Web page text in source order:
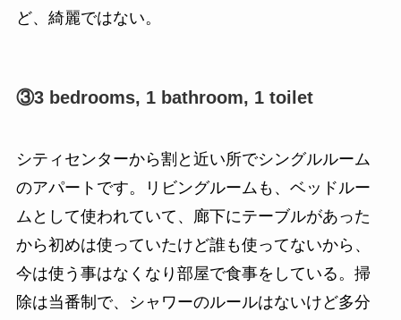
ど、綺麗ではない。
③3 bedrooms, 1 bathroom, 1 toilet
シティセンターから割と近い所でシングルルーム
のアパートです。リビングルームも、ベッドルー
ムとして使われていて、廊下にテーブルがあった
から初めは使っていたけど誰も使ってないから、
今は使う事はなくなり部屋で食事をしている。掃
除は当番制で、シャワーのルールはないけど多分